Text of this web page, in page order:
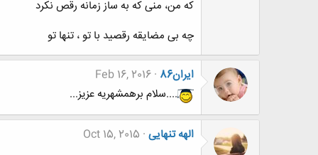
که من، منی که به ساز زمانه رقص نکرد
چه بی مضایقه رقصید با تو ، تنها تو
ایران86
Feb 16, 2016
....سلام برهمشهریه عزیز...
الهه تنهایی Oct 15, 2015